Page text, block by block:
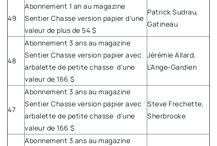
49
Abonnement 1 an au magazine
Sentier Chasse version papier d'une
valeur de plus de 54 $
Patrick Sudrau,
Gatineau
48
Abonnement 3 ans au magazine
Sentier Chasse version papier avec
arbalette de petite chasse d'une
valeur de 166 $
Jérémie Allard,
L'Ange-Gardien
47
Abonnement 3 ans au magazine
Sentier Chasse version papier avec
arbalette de petite chasse d'une
valeur de 166 $
Steve Frechette,
Sherbrooke
Abonnement 3 ans au magazine